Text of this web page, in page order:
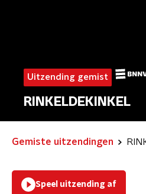
Uitzending gemist
RINKELDEKINKEL
Gemiste uitzendingen
Speel uitzending af